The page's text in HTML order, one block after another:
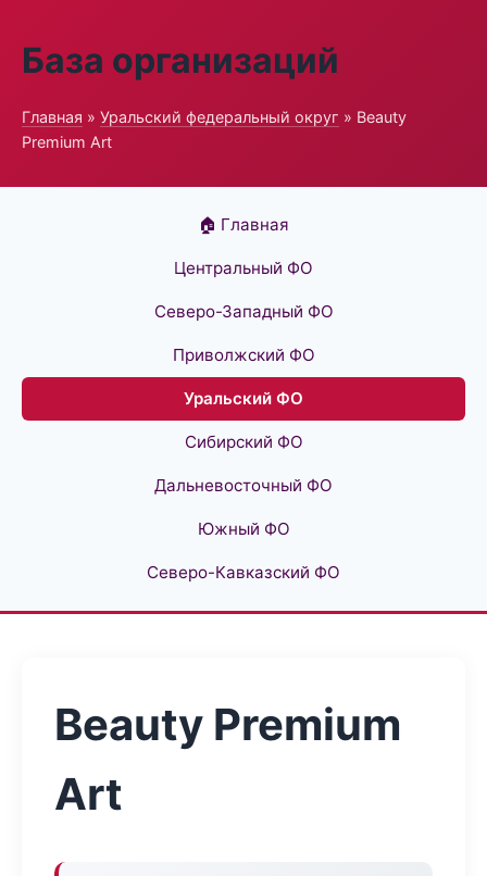
База организаций
Главная » Уральский федеральный округ » Beauty
Premium Art
🏠 Главная
Центральный ФО
Северо-Западный ФО
Приволжский ФО
Уральский ФО
Сибирский ФО
Дальневосточный ФО
Южный ФО
Северо-Кавказский ФО
Beauty Premium
Art